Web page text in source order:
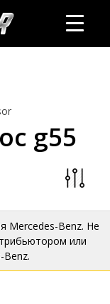
g55
Mercedes-Benz. Не
или
Benz.